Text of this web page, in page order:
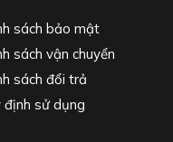
sách bảo mật
sách vận chuyển
sách đổi trả
định sử dụng